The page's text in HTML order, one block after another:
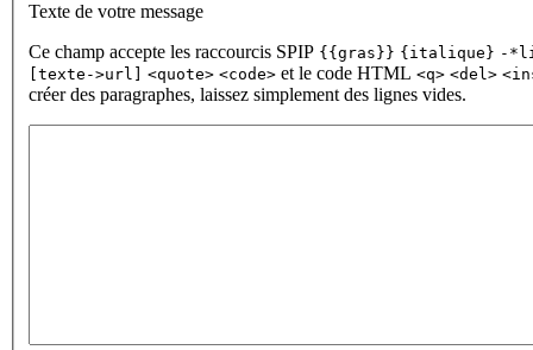
Texte de votre message
Ce champ accepte les raccourcis SPIP {{gras}} {italique} -
[texte->url] <quote> <code> et le code HTML <q> <del>
créer des paragraphes, laissez simplement des lignes vides.